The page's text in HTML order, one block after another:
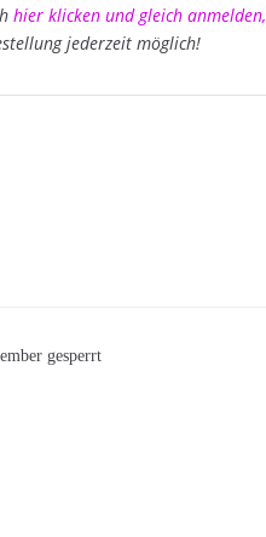
hier klicken und gleich anmelden,
jederzeit möglich!
gesperrt